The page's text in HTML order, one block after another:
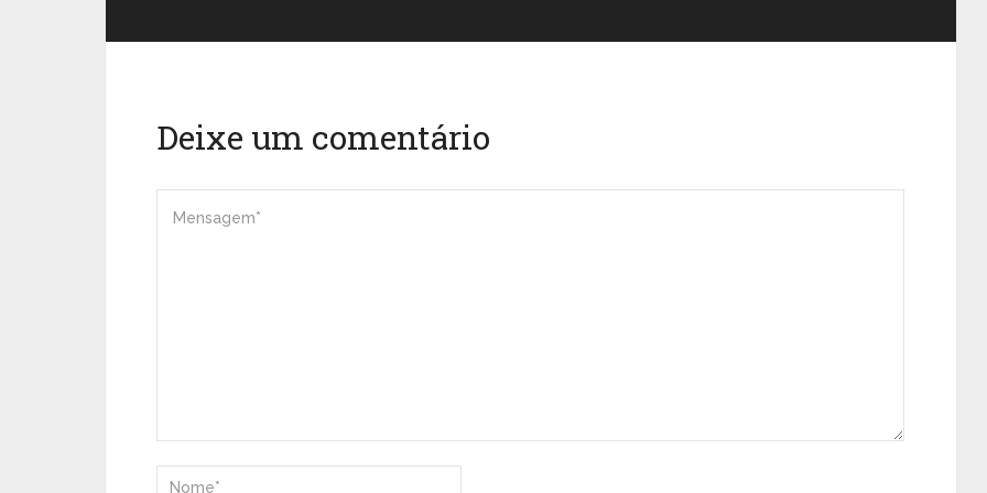
Deixe um comentário